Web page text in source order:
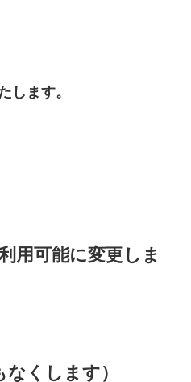
します。
用可能に変更しま
なくします）